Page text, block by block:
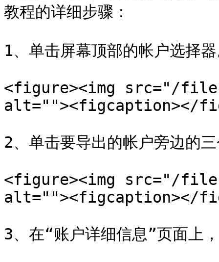
教程的详细步骤：
1、单击屏幕顶部的帐户选择
<figure><img src="/files/
alt=""><figcaption></
2、单击要导出的帐户旁边的
<figure><img src="/files/
alt=""><figcaption></
3、在“账户详细信息”页面上